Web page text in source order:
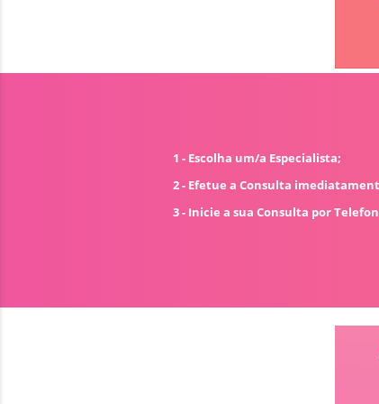
1 - Escolha um/a Especialista;
2 - Efetue a Consulta
3 - Inicie a sua Consulta por